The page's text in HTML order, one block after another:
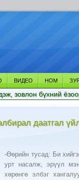
ВИДЕО НОМ
зовлон бүхний
даатгал
-Өөрийн тусад: Би
урт насалж, эрүүл
хөрөнгө элбэг